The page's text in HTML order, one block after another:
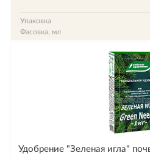
Упаковка
Фасовка, мл
Удобрение "Зеленая игла"